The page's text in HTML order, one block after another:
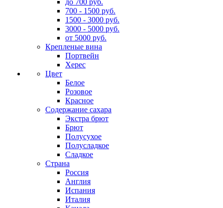
до 700 руб.
700 - 1500 руб.
1500 - 3000 руб.
3000 - 5000 руб.
от 5000 руб.
Крепленые вина
Портвейн
Херес
Цвет
Белое
Розовое
Красное
Содержание сахара
Экстра брют
Брют
Полусухое
Полусладкое
Сладкое
Страна
Россия
Англия
Испания
Италия